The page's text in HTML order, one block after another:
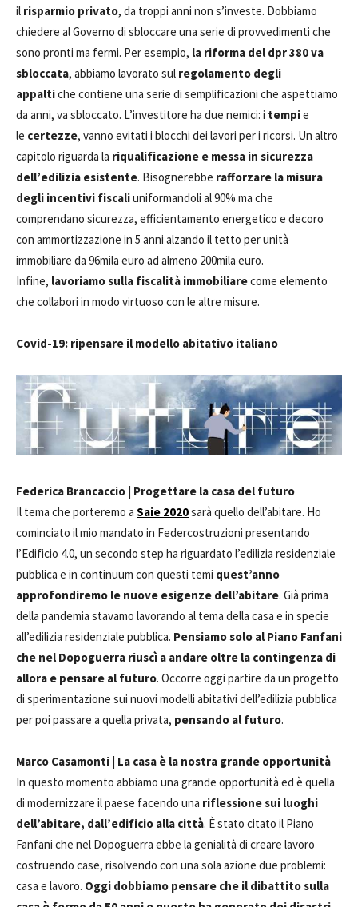
il risparmio privato, da troppi anni non s’investe. Dobbiamo
chiedere al Governo di sbloccare una serie di provvedimenti che
sono pronti ma fermi. Per esempio, la riforma del dpr 380 va
sbloccata, abbiamo lavorato sul regolamento degli
appaltiche contiene una serie di semplificazioni che aspettiamo
da anni, va sbloccato. L’investitore ha due nemici: i tempie
le certezze, vanno evitati i blocchi dei lavori per i ricorsi. Un altro
capitolo riguarda la riqualificazione e messa in sicurezza
dell’edilizia esistente. Bisognerebbe rafforzare la misura
degli incentivi fiscaliuniformandoli al 90% ma che
comprendano sicurezza, efficientamento energetico e decoro
con ammortizzazione in 5 anni alzando il tetto per unità
immobiliare da 96mila euro ad almeno 200mila euro.
Infine, lavoriamo sulla fiscalità immobiliarecome elemento
che collabori in modo virtuoso con le altre misure.
Covid-19: ripensare il modello abitativo italiano
Federica Brancaccio Progettare la casa del futuro
Il tema che porteremo a Saie 2020sarà quello dell’abitare. Ho
cominciato il mio mandato in Federcostruzioni presentando
l’Edificio 4.0, un secondo step ha riguardato l’edilizia residenziale
pubblica e in continuum con questi temi quest’anno
approfondiremo le nuove esigenze dell’abitare. Già prima
della pandemia stavamo lavorando al tema della casa e in specie
all’edilizia residenziale pubblica. Pensiamo solo al Piano Fanfani
che nel Dopoguerra riuscì a andare oltre la contingenza di
allora e pensare al futuro. Occorre oggi partire da un progetto
di sperimentazione sui nuovi modelli abitativi dell’edilizia pubblica
per poi passare a quella privata, pensando al futuro.
Marco Casamonti La casa è la nostra grande opportunità
In questo momento abbiamo una grande opportunità ed è quella
di modernizzare il paese facendo una riflessione sui luoghi
dell’abitare, dall’edificio alla città. È stato citato il Piano
Fanfani che nel Dopoguerra ebbe la genialità di creare lavoro
costruendo case, risolvendo con una sola azione due problemi:
casa e lavoro. Oggi dobbiamo pensare che il dibattito sulla